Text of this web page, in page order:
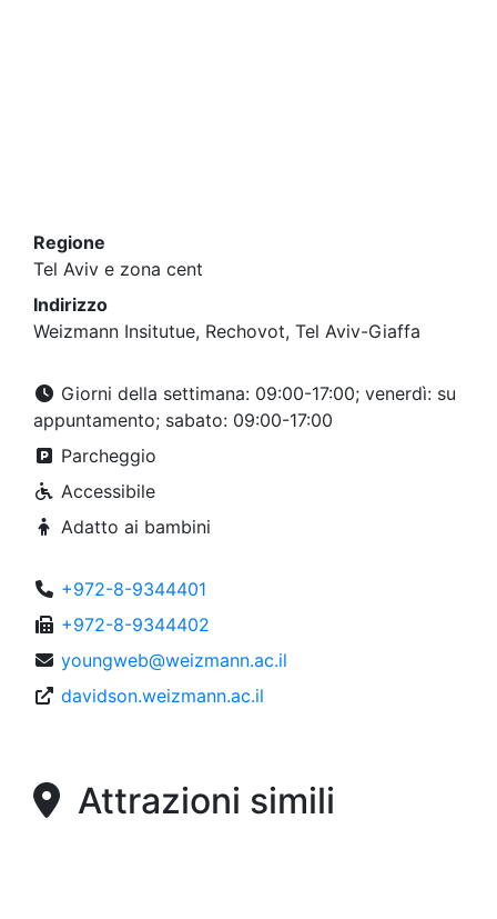
Regione
Tel Aviv e zona cent
Indirizzo
Weizmann Insitutue, Rechovot, Tel Aviv-Giaffa
Giorni della settimana: 09:00-17:00; venerdì: su
appuntamento; sabato: 09:00-17:00
Parcheggio
Accessibile
Adatto ai bambini
+972-8-9344401
+972-8-9344402
youngweb@weizmann.ac.il
davidson.weizmann.ac.il
Attrazioni simili